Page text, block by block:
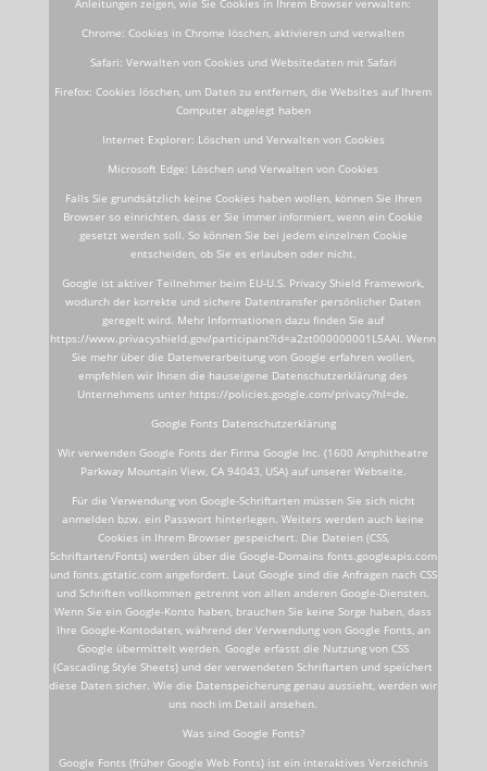
Anleitungen zeigen, wie Sie Cookies in Ihrem Browser verwalten:
Chrome: Cookies in Chrome löschen, aktivieren und verwalten
Safari: Verwalten von Cookies und Websitedaten mit Safari
Firefox: Cookies löschen, um Daten zu entfernen, die Websites auf Ihrem
Computer abgelegt haben
Internet Explorer: Löschen und Verwalten von Cookies
Microsoft Edge: Löschen und Verwalten von Cookies
Falls Sie grundsätzlich keine Cookies haben wollen, können Sie Ihren
Browser so einrichten, dass er Sie immer informiert, wenn ein Cookie
gesetzt werden soll. So können Sie bei jedem einzelnen Cookie
entscheiden, ob Sie es erlauben oder nicht.
Google ist aktiver Teilnehmer beim EU-U.S. Privacy Shield Framework,
wodurch der korrekte und sichere Datentransfer persönlicher Daten
geregelt wird. Mehr Informationen dazu finden Sie auf
https://www.privacyshield.gov/participant?id=a2zt000000001L5AAI. Wenn
Sie mehr über die Datenverarbeitung von Google erfahren wollen,
empfehlen wir Ihnen die hauseigene Datenschutzerklärung des
Unternehmens unter https://policies.google.com/privacy?hl=de.
Google Fonts Datenschutzerklärung
Wir verwenden Google Fonts der Firma Google Inc. (1600 Amphitheatre
Parkway Mountain View, CA 94043, USA) auf unserer Webseite.
Für die Verwendung von Google-Schriftarten müssen Sie sich nicht
anmelden bzw. ein Passwort hinterlegen. Weiters werden auch keine
Cookies in Ihrem Browser gespeichert. Die Dateien (CSS,
Schriftarten/Fonts) werden über die Google-Domains fonts.googleapis.com
und fonts.gstatic.com angefordert. Laut Google sind die Anfragen nach CSS
und Schriften vollkommen getrennt von allen anderen Google-Diensten.
Wenn Sie ein Google-Konto haben, brauchen Sie keine Sorge haben, dass
Ihre Google-Kontodaten, während der Verwendung von Google Fonts, an
Google übermittelt werden. Google erfasst die Nutzung von CSS
(Cascading Style Sheets) und der verwendeten Schriftarten und speichert
diese Daten sicher. Wie die Datenspeicherung genau aussieht, werden wir
uns noch im Detail ansehen.
Was sind Google Fonts?
Google Fonts (früher Google Web Fonts) ist ein interaktives Verzeichnis